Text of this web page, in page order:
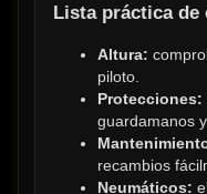
Lista práctica de
Altura:
piloto.
Protecciones:
guardamanos
recambios
Neumáticos: